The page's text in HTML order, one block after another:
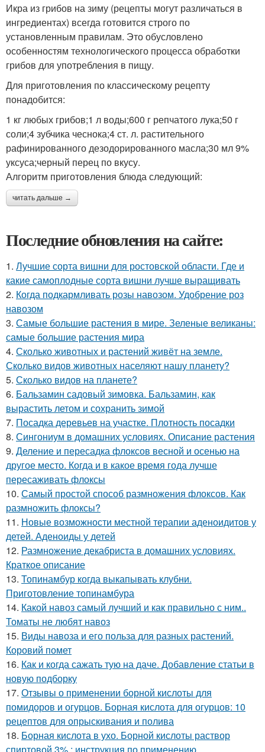
Икра из грибов на зиму (рецепты могут различаться в
ингредиентах) всегда готовится строго по
установленным правилам. Это обусловлено
особенностям технологического процесса обработки
грибов для употребления в пищу.
Для приготовления по классическому рецепту
понадобится:
1 кг любых грибов;1 л воды;600 г репчатого лука;50 г
соли;4 зубчика чеснока;4 ст. л. растительного
рафинированного дезодорированного масла;30 мл 9%
уксуса;черный перец по вкусу.
Алгоритм приготовления блюда следующий:
читать дальше →
Последние обновления на сайте:
1. Лучшие сорта вишни для ростовской области. Где и
какие самоплодные сорта вишни лучше выращивать
2. Когда подкармливать розы навозом. Удобрение роз
навозом
3. Самые большие растения в мире. Зеленые великаны:
самые большие растения мира
4. Сколько животных и растений живёт на земле.
Сколько видов животных населяют нашу планету?
5. Сколько видов на планете?
6. Бальзамин садовый зимовка. Бальзамин, как
вырастить летом и сохранить зимой
7. Посадка деревьев на участке. Плотность посадки
8. Сингониум в домашних условиях. Описание растения
9. Деление и пересадка флоксов весной и осенью на
другое место. Когда и в какое время года лучше
пересаживать флоксы
10. Самый простой способ размножения флоксов. Как
размножить флоксы?
11. Новые возможности местной терапии аденоидитов у
детей. Аденоиды у детей
12. Размножение декабриста в домашних условиях.
Краткое описание
13. Топинамбур когда выкапывать клубни.
Приготовление топинамбура
14. Какой навоз самый лучший и как правильно с ним..
Томаты не любят навоз
15. Виды навоза и его польза для разных растений.
Коровий помет
16. Как и когда сажать тую на даче. Добавление статьи в
новую подборку
17. Отзывы о применении борной кислоты для
помидоров и огурцов. Борная кислота для огурцов: 10
рецептов для опрыскивания и полива
18. Борная кислота в ухо. Борной кислоты раствор
спиртовой 3% : инструкция по применению